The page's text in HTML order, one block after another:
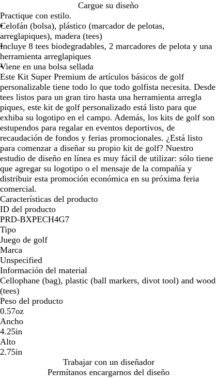
l
a
n
c
o
z
u
l
o
j
o
e
r
d
e
e
g
r
o
Cargue su diseño
Practique con estilo.
Celofán (bolsa), plástico (marcador de pelotas,
arreglapiques), madera (tees)
Incluye 8 tees biodegradables, 2 marcadores de pelota y una
herramienta arreglapiques
Viene en una bolsa sellada
Este Kit Super Premium de artículos básicos de golf
personalizable tiene todo lo que todo golfista necesita. Desde
tees listos para un gran tiro hasta una herramienta arregla
piques, este kit de golf personalizado está listo para que
exhiba su logotipo en el campo. Además, los kits de golf son
estupendos para regalar en eventos deportivos, de
recaudación de fondos y ferias promocionales. ¿Está listo
para comenzar a diseñar su propio kit de golf? Nuestro
estudio de diseño en línea es muy fácil de utilizar: sólo tiene
que agregar su logotipo o el mensaje de la compañía y
distribuir esta promoción económica en su próxima feria
comercial.
Características del producto
ID del producto
PRD-BXPECH4G7
Tipo
Juego de golf
Marca
Unspecified
Información del material
Cellophane (bag), plastic (ball markers, divot tool) and wood
(tees)
Peso del producto
0.57oz
Ancho
4.25in
Alto
2.75in
Trabajar con un diseñador
Permítanos encargarnos del diseño